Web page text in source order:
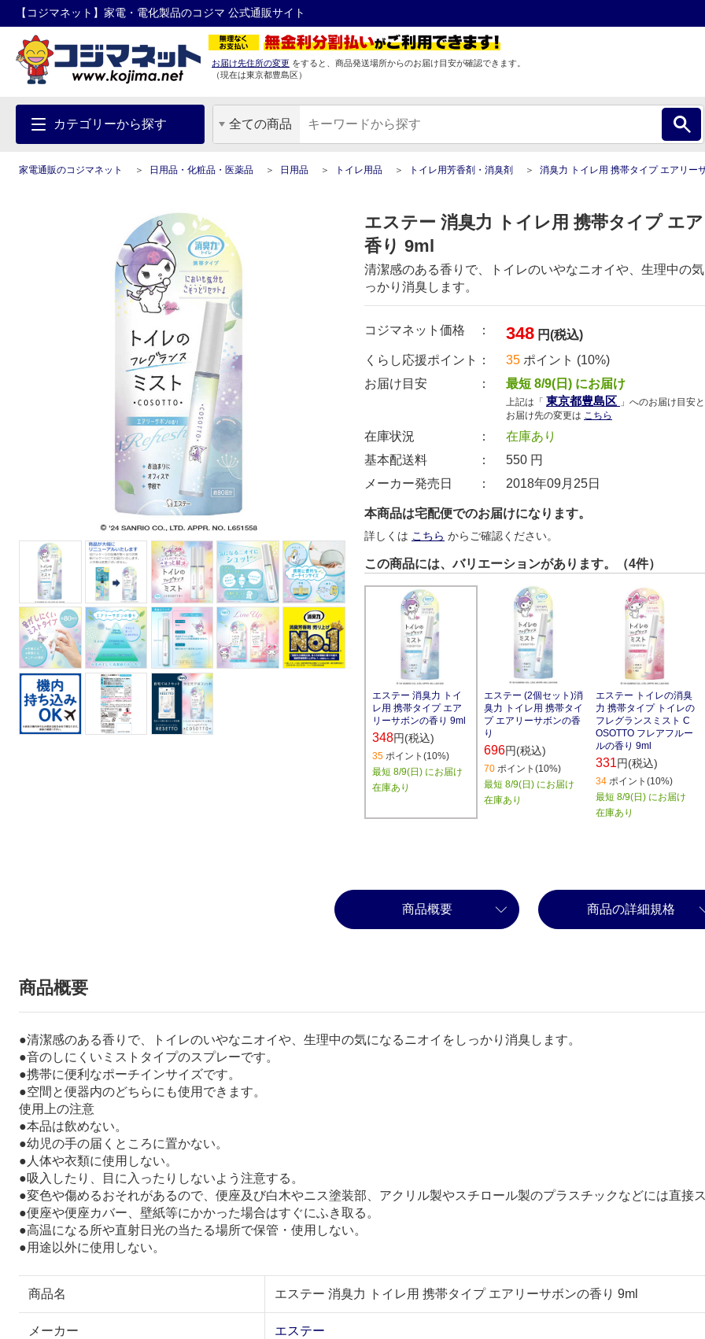
【コジマネット】家電・電化製品のコジマ 公式通販サイト
お届け先住所の変更 をすると、商品発送場所からのお届け目安が確認できます。
（現在は東京都豊島区）
カテゴリーから探す 全ての商品
家電通販のコジマネット 日用品・化粧品・医薬品 日用品 トイレ用品 トイレ用芳香剤・消臭剤 消臭力 トイレ用 携帯タイプ エアリーサボンの香
エステー 消臭力 トイレ用 携帯タイプ エ
香り 9ml
清潔感のある香りで、トイレのいやなニオイや、生理中の
っかり消臭します。
コジマネット価格 ： 348 円(税込)
くらし応援ポイント：
35 ポイント (10%)
お届け目安 ：
最短 8/9(日) にお届け
上記は「 東京都豊島区 」へのお届け目安
お届け先の変更は こちら
在庫状況 ：
在庫あり
基本配送料 ：
550 円
メーカー発売日 ：
2018年09月25日
本商品は宅配便でのお届けになります。
詳しくは こちら からご確認ください。
この商品には、バリエーションがあります。（4件）
エステー 消臭力 トイ
レ用 携帯タイプ エア
リーサボンの香り 9ml
348円(税込)
35 ポイント(10%)
最短 8/9(日) にお届け
在庫あり
エステー (2個セット)消
臭力 トイレ用 携帯タイ
プ エアリーサボンの香
り
696円(税込)
70 ポイント(10%)
最短 8/9(日) にお届け
在庫あり
エステー トイレの消臭
力 携帯タイプ トイレの
フレグランスミスト C
OSOTTO フレアフルー
ルの香り 9ml
331円(税込)
34 ポイント(10%)
最短 8/9(日) にお届け
在庫あり
商品概要 商品の詳細規格
商品概要
●清潔感のある香りで、トイレのいやなニオイや、生理中の気になるニオイをしっかり消臭します。
●音のしにくいミストタイプのスプレーです。
●携帯に便利なポーチインサイズです。
●空間と便器内のどちらにも使用できます。
使用上の注意
●本品は飲めない。
●幼児の手の届くところに置かない。
●人体や衣類に使用しない。
●吸入したり、目に入ったりしないよう注意する。
●変色や傷めるおそれがあるので、便座及び白木やニス塗装部、アクリル製やスチロール製のプラスチックなどには直接ス
●便座や便座カバー、壁紙等にかかった場合はすぐにふき取る。
●高温になる所や直射日光の当たる場所で保管・使用しない。
●用途以外に使用しない。
商品名 エステー 消臭力 トイレ用 携帯タイプ エアリーサボンの香り 9ml
メーカー エステー